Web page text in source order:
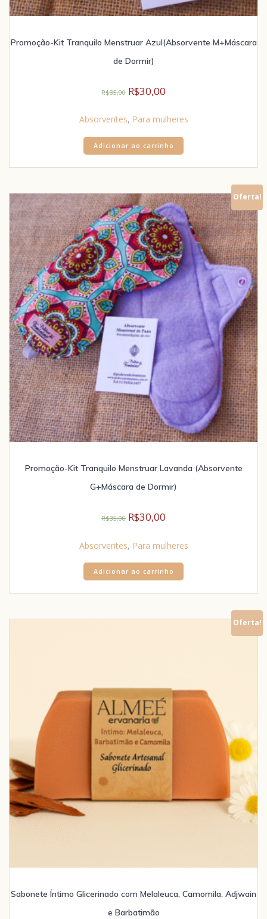
Promoção-Kit Tranquilo Menstruar Azul(Absorvente M+Máscara
de Dormir)
R$35,00 R$30,00
Absorventes, Para mulheres
Adicionar ao carrinho
Oferta!
Promoção-Kit Tranquilo Menstruar Lavanda (Absorvente
G+Máscara de Dormir)
R$35,00 R$30,00
Absorventes, Para mulheres
Adicionar ao carrinho
Oferta!
Sabonete Íntimo Glicerinado com Melaleuca, Camomila, Adjwain
e Barbatimão